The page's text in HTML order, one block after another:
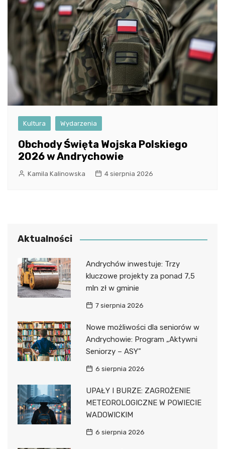
Kultura Wydarzenia
Obchody Święta Wojska Polskiego
2026 w Andrychowie
Kamila Kalinowska 4 sierpnia 2026
Aktualności
Andrychów inwestuje: Trzy
kluczowe projekty za ponad 7,5
mln zł w gminie
7 sierpnia 2026
Nowe możliwości dla seniorów w
Andrychowie: Program „Aktywni
Seniorzy – ASY”
6 sierpnia 2026
UPAŁY I BURZE: ZAGROŻENIE
METEOROLOGICZNE W POWIECIE
WADOWICKIM
6 sierpnia 2026